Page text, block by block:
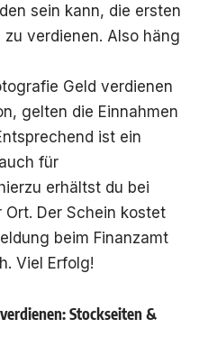
sein kann, die ersten
verdienen. Also häng
Geld verdienen
gelten die Einnahmen
ist ein
für
erhältst du bei
Der Schein kostet
beim Finanzamt
Viel Erfolg!
Stockseiten &